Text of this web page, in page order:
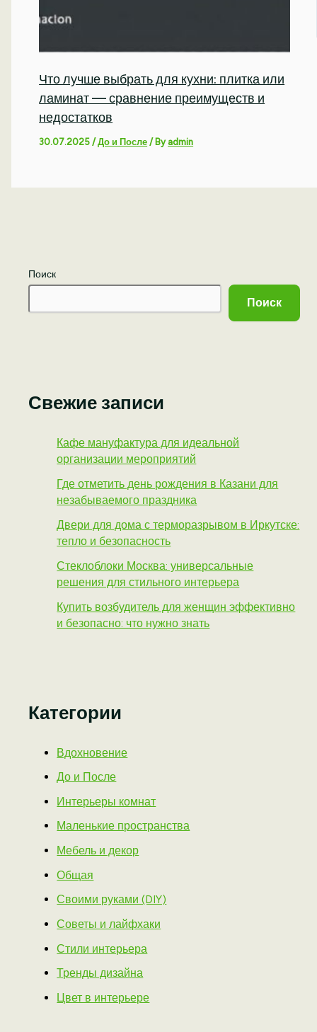
Поиск
Поиск
Свежие записи
Кафе мануфактура для идеальной
организации мероприятий
Где отметить день рождения в Казани для
незабываемого праздника
Двери для дома с терморазрывом в Иркутске:
тепло и безопасность
Стеклоблоки Москва: универсальные
решения для стильного интерьера
Купить возбудитель для женщин эффективно
и безопасно: что нужно знать
Категории
Вдохновение
До и После
Интерьеры комнат
Маленькие пространства
Мебель и декор
Общая
Своими руками (DIY)
Советы и лайфхаки
Стили интерьера
Тренды дизайна
Цвет в интерьере
Что лучше выбрать для кухни: плитка или
ламинат — сравнение преимуществ и
недостатков
30.07.2025/До и После / Byadmin